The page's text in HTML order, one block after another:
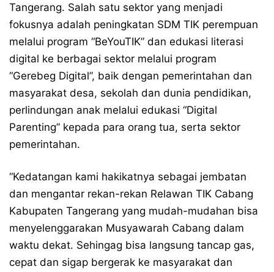
Tangerang. Salah satu sektor yang menjadi
fokusnya adalah peningkatan SDM TIK perempuan
melalui program “BeYouTIK” dan edukasi literasi
digital ke berbagai sektor melalui program
“Gerebeg Digital”, baik dengan pemerintahan dan
masyarakat desa, sekolah dan dunia pendidikan,
perlindungan anak melalui edukasi “Digital
Parenting” kepada para orang tua, serta sektor
pemerintahan.
“Kedatangan kami hakikatnya sebagai jembatan
dan mengantar rekan-rekan Relawan TIK Cabang
Kabupaten Tangerang yang mudah-mudahan bisa
menyelenggarakan Musyawarah Cabang dalam
waktu dekat. Sehingag bisa langsung tancap gas,
cepat dan sigap bergerak ke masyarakat dan